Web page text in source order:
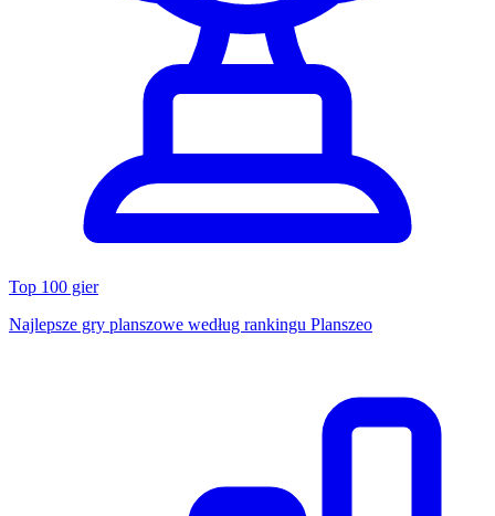
Top 100 gier
Najlepsze gry planszowe według rankingu Planszeo